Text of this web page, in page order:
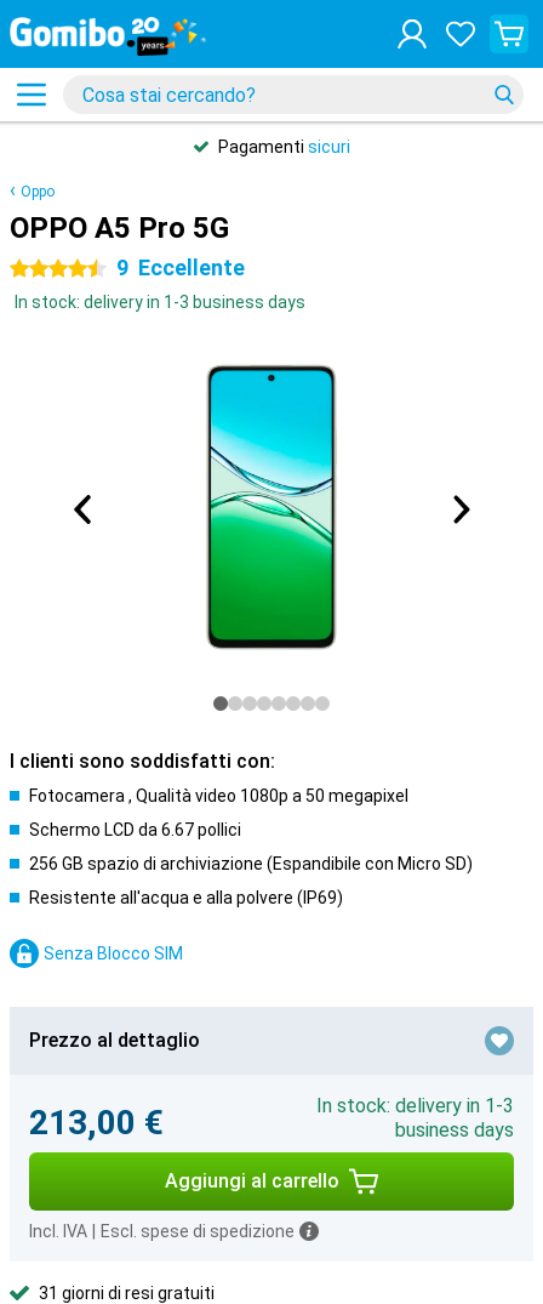
Pagamenti sicuri
Oppo
OPPO A5 Pro 5G
4.5 stelle 9 Eccellente
In stock: delivery in 1-3 business days
I clienti sono soddisfatti con:
Fotocamera , Qualità video 1080p a 50 megapixel
Schermo LCD da 6.67 pollici
256 GB spazio di archiviazione (Espandibile con Micro SD)
Resistente all'acqua e alla polvere (IP69)
Senza Blocco SIM
Prezzo al dettaglio
213,00 €
In stock: delivery in 1-3
business days
Aggiungi al carrello
Incl. IVA Escl. spese di spedizione
31 giorni di resi gratuiti